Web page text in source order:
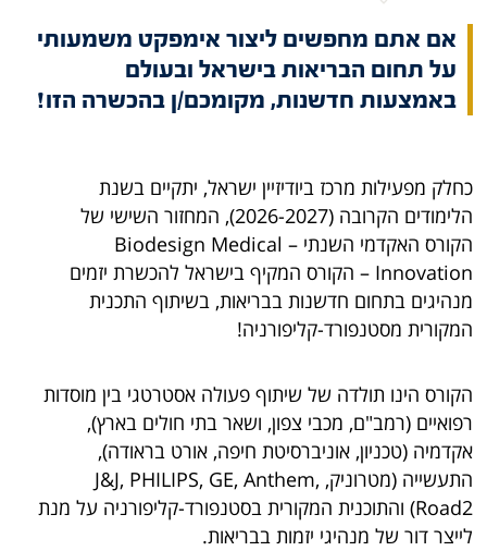
אם אתם מחפשיםליצור אימפקט משמעותי
על תחום הבריאות בישראל ובעולם
באמצעות חדשנות, מקומכם/ן בהכשרה הזו!
כחלק מפעילות מרכז ביודיזיין ישראל, יתקיים בשנת
הלימודים הקרובה (2026-2027), המחזור השישי של
הקורס האקדמי השנתי – Biodesign Medical
Innovation – הקורס המקיף בישראל להכשרת יזמים
מנהיגים בתחום חדשנות בבריאות, בשיתוף התכנית
המקורית מסטנפורד-קליפורניה!
הקורס הינו תולדה של שיתוף פעולה אסטרטגי בין מוסדות
רפואיים (רמב"ם, מכבי צפון, ושאר בתי חולים בארץ),
אקדמיה (טכניון, אוניברסיטת חיפה, אורט בראודה),
התעשייה (מטרוניק, J&J, PHILIPS, GE, Anthem,
Road2) והתוכנית המקורית בסטנפורד-קליפורניה על מנת
לייצר דור של מנהיגי יזמות בבריאות.